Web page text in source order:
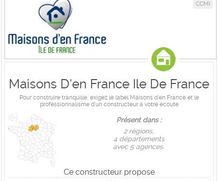
CCMI
Maisons D'en France Ile De France
Pour construire tranquille, exigez le label Maisons d'en France et le
professionnalisme d'un constructeur à votre écoute
Présent dans :
2 règions,
4 départements
avec 5 agences.
Ce constructeur propose